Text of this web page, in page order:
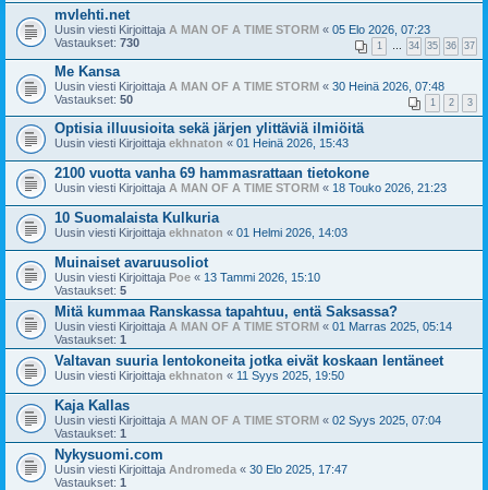
mvlehti.net
Uusin viesti Kirjoittaja A MAN OF A TIME STORM « 05 Elo 2026, 07:23
Vastaukset: 730 1 … 34 35 36 37
Me Kansa
Uusin viesti Kirjoittaja A MAN OF A TIME STORM « 30 Heinä 2026, 07:48
Vastaukset: 50 1 2 3
Optisia illuusioita sekä järjen ylittäviä ilmiöitä
Uusin viesti Kirjoittaja ekhnaton « 01 Heinä 2026, 15:43
2100 vuotta vanha 69 hammasrattaan tietokone
Uusin viesti Kirjoittaja A MAN OF A TIME STORM « 18 Touko 2026, 21:23
10 Suomalaista Kulkuria
Uusin viesti Kirjoittaja ekhnaton « 01 Helmi 2026, 14:03
Muinaiset avaruusoliot
Uusin viesti Kirjoittaja Poe « 13 Tammi 2026, 15:10
Vastaukset: 5
Mitä kummaa Ranskassa tapahtuu, entä Saksassa?
Uusin viesti Kirjoittaja A MAN OF A TIME STORM « 01 Marras 2025, 05:14
Vastaukset: 1
Valtavan suuria lentokoneita jotka eivät koskaan lentäneet
Uusin viesti Kirjoittaja ekhnaton « 11 Syys 2025, 19:50
Kaja Kallas
Uusin viesti Kirjoittaja A MAN OF A TIME STORM « 02 Syys 2025, 07:04
Vastaukset: 1
Nykysuomi.com
Uusin viesti Kirjoittaja Andromeda « 30 Elo 2025, 17:47
Vastaukset: 1